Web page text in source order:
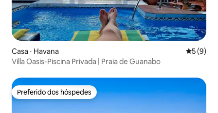
Casa ⋅ Havana 5 de
5 (9)
Villa Oasis-Piscina Privada | Praia de Guanabo
Preferido dos hóspedes
Preferido dos hóspedes